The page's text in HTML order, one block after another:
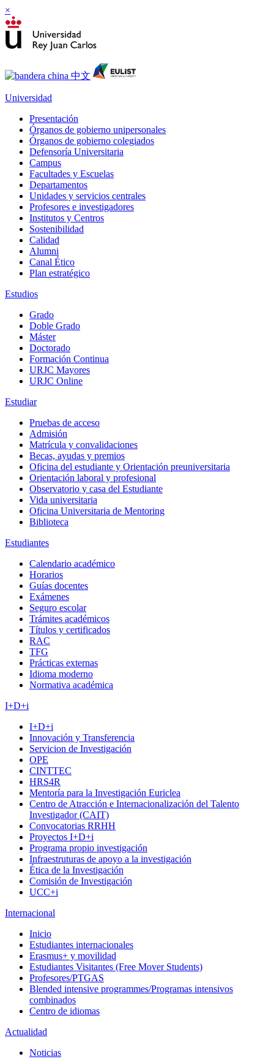
×
Universidad
Presentación
Órganos de gobierno unipersonales
Órganos de gobierno colegiados
Defensoría Universitaria
Campus
Facultades y Escuelas
Departamentos
Unidades y servicios centrales
Profesores e investigadores
Institutos y Centros
Sostenibilidad
Calidad
Alumni
Canal Ético
Plan estratégico
Estudios
Grado
Doble Grado
Máster
Doctorado
Formación Continua
URJC Mayores
URJC Online
Estudiar
Pruebas de acceso
Admisión
Matrícula y convalidaciones
Becas, ayudas y premios
Oficina del estudiante y Orientación preuniversitaria
Orientación laboral y profesional
Observatorio y casa del Estudiante
Vida universitaria
Oficina Universitaria de Mentoring
Biblioteca
Estudiantes
Calendario académico
Horarios
Guías docentes
Exámenes
Seguro escolar
Trámites académicos
Títulos y certificados
RAC
TFG
Prácticas externas
Idioma moderno
Normativa académica
I+D+i
I+D+i
Innovación y Transferencia
Servicion de Investigación
OPE
CINTTEC
HRS4R
Mentoría para la Investigación Euriclea
Centro de Atracción e Internacionalización del Talento
Investigador (CAIT)
Convocatorias RRHH
Proyectos I+D+i
Programa propio investigación
Infraestruturas de apoyo a la investigación
Ética de la Investigación
Comisión de Investigación
UCC+i
Internacional
Inicio
Estudiantes internacionales
Erasmus+ y movilidad
Estudiantes Visitantes (Free Mover Students)
Profesores/PTGAS
Blended intensive programmes/Programas intensivos
combinados
Centro de idiomas
Actualidad
Noticias